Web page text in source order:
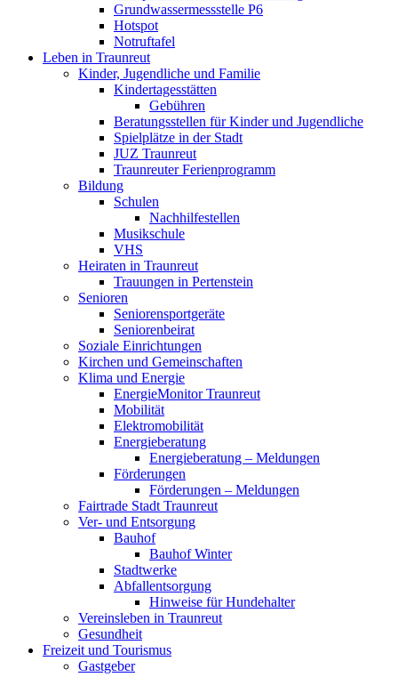
Grundwassermessstelle P6
Hotspot
Notruftafel
Leben in Traunreut
Kinder, Jugendliche und Familie
Kindertagesstätten
Gebühren
Beratungsstellen für Kinder und Jugendliche
Spielplätze in der Stadt
JUZ Traunreut
Traunreuter Ferienprogramm
Bildung
Schulen
Nachhilfestellen
Musikschule
VHS
Heiraten in Traunreut
Trauungen in Pertenstein
Senioren
Seniorensportgeräte
Seniorenbeirat
Soziale Einrichtungen
Kirchen und Gemeinschaften
Klima und Energie
EnergieMonitor Traunreut
Mobilität
Elektromobilität
Energieberatung
Energieberatung – Meldungen
Förderungen
Förderungen – Meldungen
Fairtrade Stadt Traunreut
Ver- und Entsorgung
Bauhof
Bauhof Winter
Stadtwerke
Abfallentsorgung
Hinweise für Hundehalter
Vereinsleben in Traunreut
Gesundheit
Freizeit und Tourismus
Gastgeber